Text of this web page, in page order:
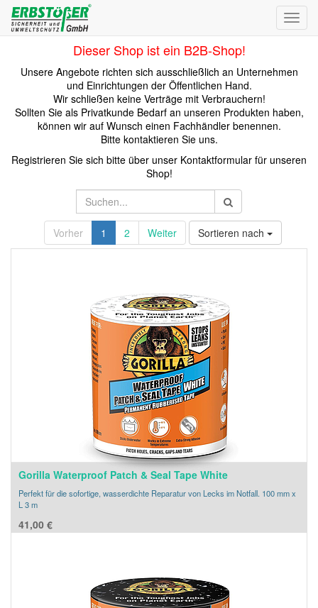
Dieser Shop ist ein B2B-Shop!
Unsere Angebote richten sich ausschließlich an Unternehmen
und Einrichtungen der Öffentlichen Hand.
Wir schließen keine Verträge mit Verbrauchern!
Sollten Sie als Privatkunde Bedarf an unseren Produkten haben,
können wir auf Wunsch einen Fachhändler benennen.
Bitte kontaktieren Sie uns.
Registrieren Sie sich bitte über unser Kontaktformular für unseren
Shop!
Vorher 1 2 Weiter Sortieren nach
Gorilla Waterproof Patch & Seal Tape White
Perfekt für die sofortige, wasserdichte Reparatur von Lecks im Notfall. 100 mm x
L 3 m
41,00 €